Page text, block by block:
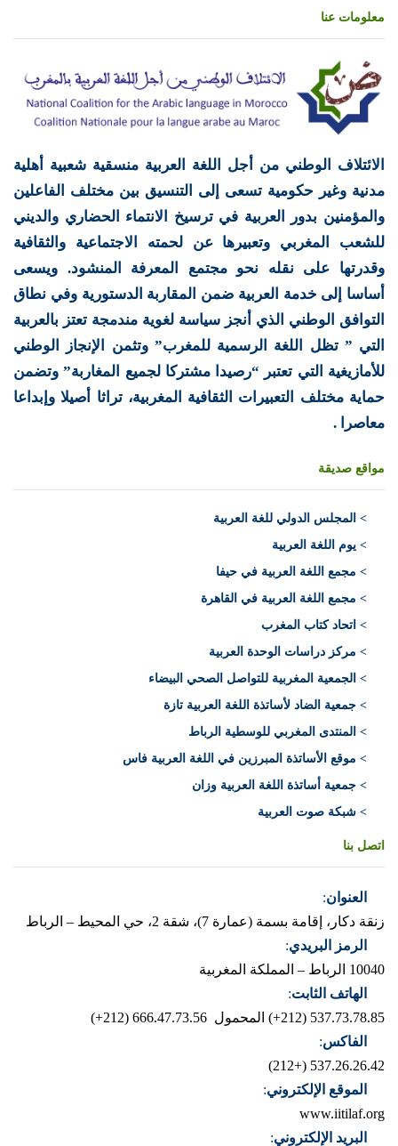
معلومات عنا
الائتلاف الوطني من أجل اللغة العربية منسقية شعبية أهلية
مدنية وغير حكومية تسعى إلى التنسيق بين مختلف الفاعلين
والمؤمنين بدور العربية في ترسيخ الانتماء الحضاري والديني
للشعب المغربي وتعبيرها عن لحمته الاجتماعية والثقافية
وقدرتها على نقله نحو مجتمع المعرفة المنشود. ويسعى
أساسا إلى خدمة العربية ضمن المقاربة الدستورية وفي نطاق
التوافق الوطني الذي أنجز سياسة لغوية مندمجة تعتز بالعربية
التي ” تظل اللغة الرسمية للمغرب” وتثمن الإنجاز الوطني
للأمازيغية التي تعتبر “رصيدا مشتركا لجميع المغاربة” وتضمن
حماية مختلف التعبيرات الثقافية المغربية، تراثا أصيلا وإبداعا
معاصرا .
مواقع صديقة
> المجلس الدولي للغة العربية
> يوم اللغة العربية
> مجمع اللغة العربية في حيفا
> مجمع اللغة العربية في القاهرة
> اتحاد كتاب المغرب
> مركز دراسات الوحدة العربية
> الجمعية المغربية للتواصل الصحي البيضاء
> جمعية الضاد لأساتذة اللغة العربية تازة
> المنتدى المغربي للوسطية الرباط
> موقع الأساتذة المبرزين في اللغة العربية فاس
> جمعية أساتذة اللغة العربية وزان
> شبكة صوت العربية
اتصل بنا
العنوان:
زنقة دكار، إقامة بسمة (عمارة 7)، شقة 2، حي المحيط – الرباط
الرمز البريدي:
10040 الرباط – المملكة المغربية
الهاتف الثابت:
537.73.78.85 (212+)
المحمول 666.47.73.56 (212+)
الفاكس:
537.26.26.42 (+212)
الموقع الإلكتروني:
www.iitilaf.org
البريد الإلكتروني: